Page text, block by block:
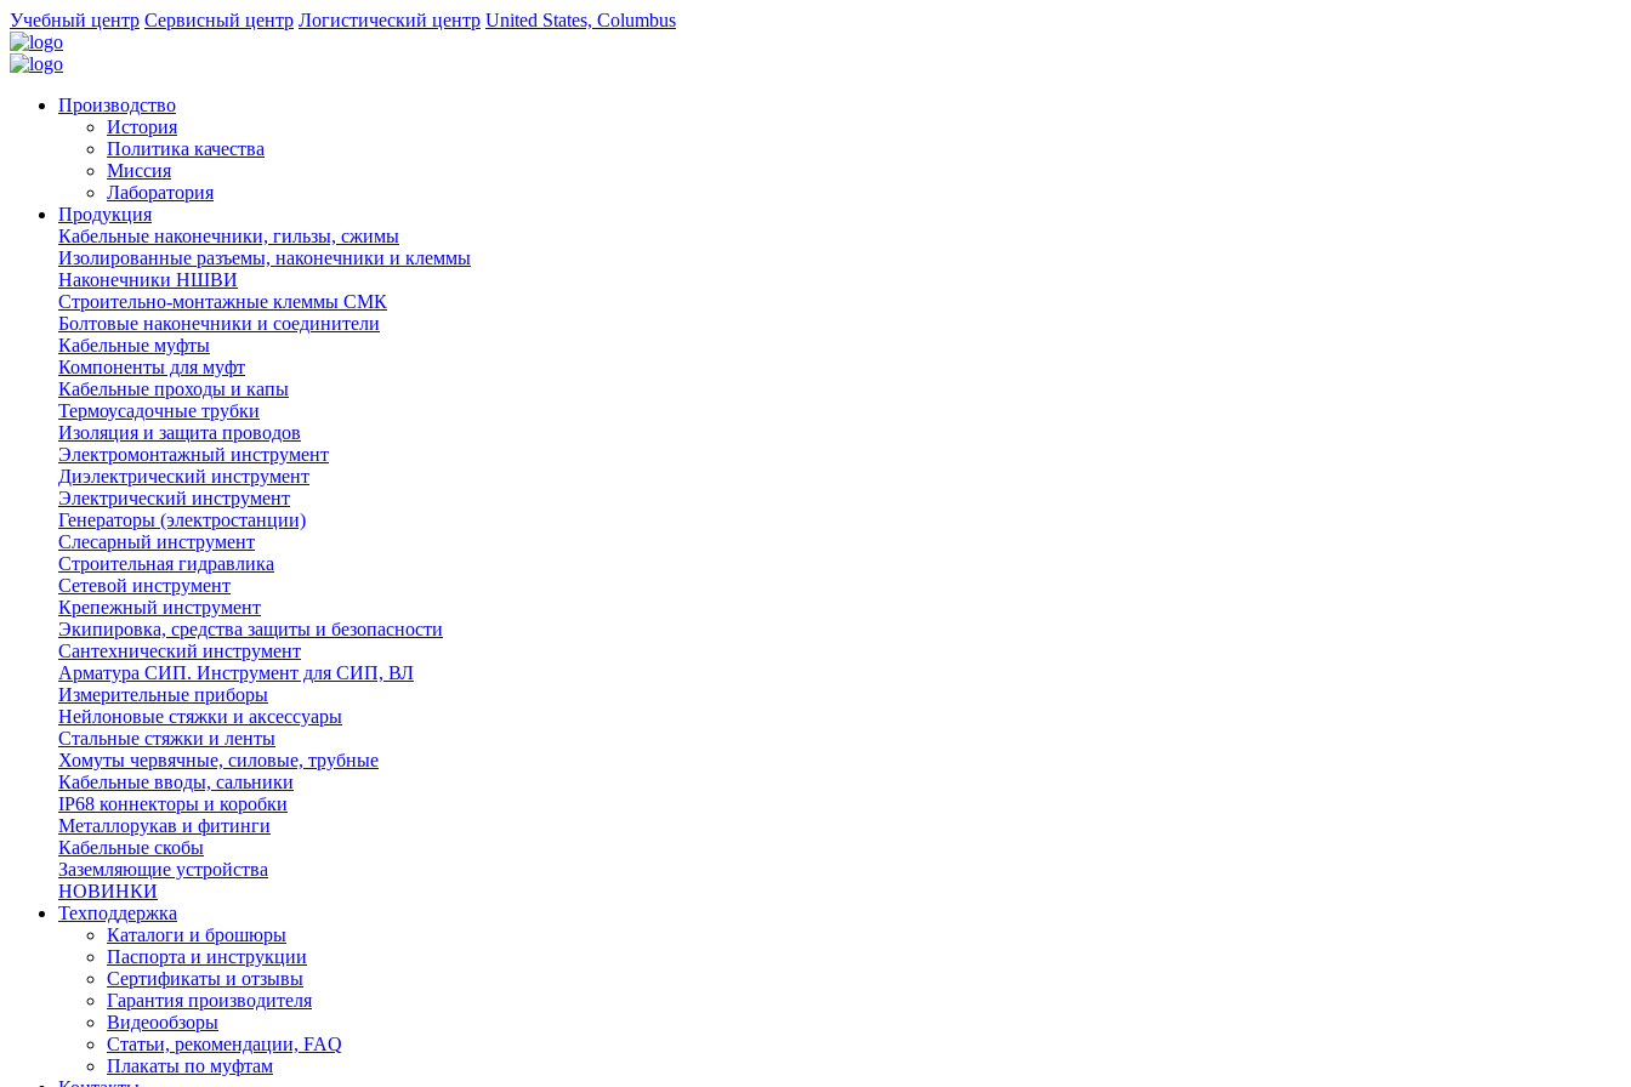
Учебный центр Сервисный центр Логистический центр United States, Columbus
Производство
История
Политика качества
Миссия
Лаборатория
Продукция
Кабельные наконечники, гильзы, сжимы
Изолированные разъемы, наконечники и клеммы
Наконечники НШВИ
Строительно-монтажные клеммы СМК
Болтовые наконечники и соединители
Кабельные муфты
Компоненты для муфт
Кабельные проходы и капы
Термоусадочные трубки
Изоляция и защита проводов
Электромонтажный инструмент
Диэлектрический инструмент
Электрический инструмент
Генераторы (электростанции)
Слесарный инструмент
Строительная гидравлика
Сетевой инструмент
Крепежный инструмент
Экипировка, средства защиты и безопасности
Сантехнический инструмент
Арматура СИП. Инструмент для СИП, ВЛ
Измерительные приборы
Нейлоновые стяжки и аксессуары
Стальные стяжки и ленты
Хомуты червячные, силовые, трубные
Кабельные вводы, сальники
IP68 коннекторы и коробки
Металлорукав и фитинги
Кабельные скобы
Заземляющие устройства
НОВИНКИ
Техподдержка
Каталоги и брошюры
Паспорта и инструкции
Сертификаты и отзывы
Гарантия производителя
Видеообзоры
Статьи, рекомендации, FAQ
Плакаты по муфтам